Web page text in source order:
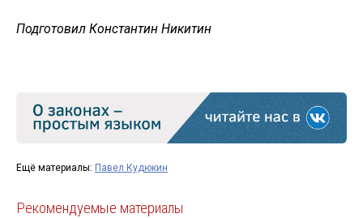
Подготовил Константин Никитин
Ещё материалы: Павел Кудюкин
Рекомендуемые материалы